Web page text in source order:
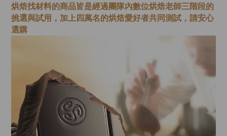
烘焙找材料的商品皆是經過團隊內數位烘焙老師三階段的
挑選與試用，加上四萬名的烘焙愛好者共同測試，請安心
選購